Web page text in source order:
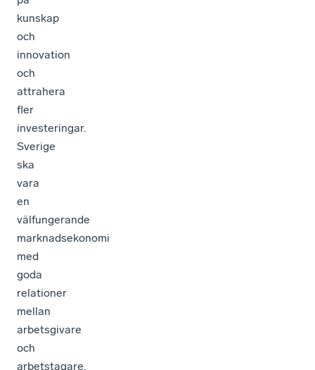
kunskap
och
innovation
och
attrahera
fler
investeringar.
Sverige
ska
vara
en
välfungerande
marknadsekonomi
med
goda
relationer
mellan
arbetsgivare
och
arbetstagare.